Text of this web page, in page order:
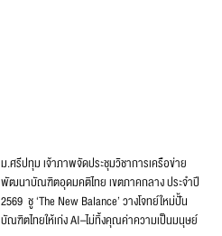
ม.ศรีปทุม เจ้าภาพจัดประชุมวิชาการเครือข่าย
พัฒนาบัณฑิตอุดมคติไทย เขตภาคกลาง ประจำปี
2569 ชู ‘The New Balance’ วางโจทย์ใหม่ปั้น
บัณฑิตไทยให้เก่ง AI–ไม่ทิ้งคุณค่าความเป็นมนุษย์